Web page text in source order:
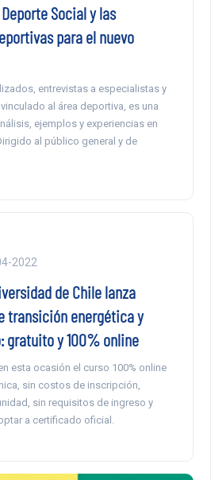
Social y las
para el nuevo
entrevistas a especialistas y
al área deportiva, es una
ejemplos y experiencias en
al público general y de
2022
de Chile lanza
transición energética y
y 100% online
esta ocasión el curso 100% online
sin costos de inscripción,
sin requisitos de ingreso y
a certificado oficial.